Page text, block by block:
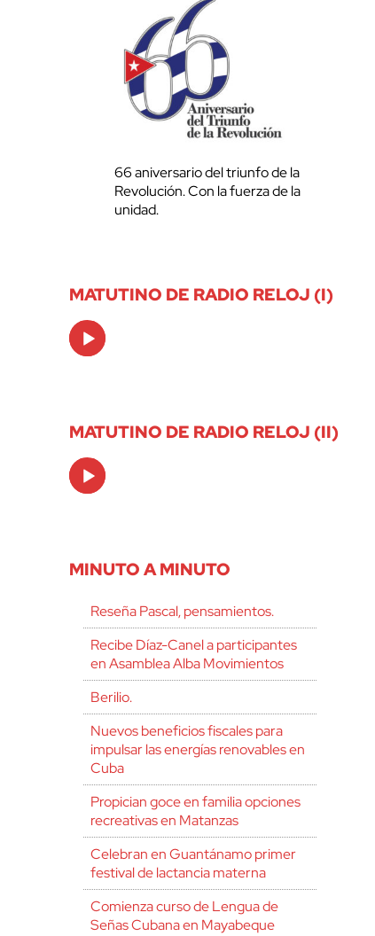
66 aniversario del triunfo de la
Revolución. Con la fuerza de la
unidad.
MATUTINO DE RADIO RELOJ (I)
Audio
Player
MATUTINO DE RADIO RELOJ (II)
Audio
Player
MINUTO A MINUTO
Reseña Pascal, pensamientos.
Recibe Díaz-Canel a participantes
en Asamblea Alba Movimientos
Berilio.
Nuevos beneficios fiscales para
impulsar las energías renovables en
Cuba
Propician goce en familia opciones
recreativas en Matanzas
Celebran en Guantánamo primer
festival de lactancia materna
Comienza curso de Lengua de
Señas Cubana en Mayabeque